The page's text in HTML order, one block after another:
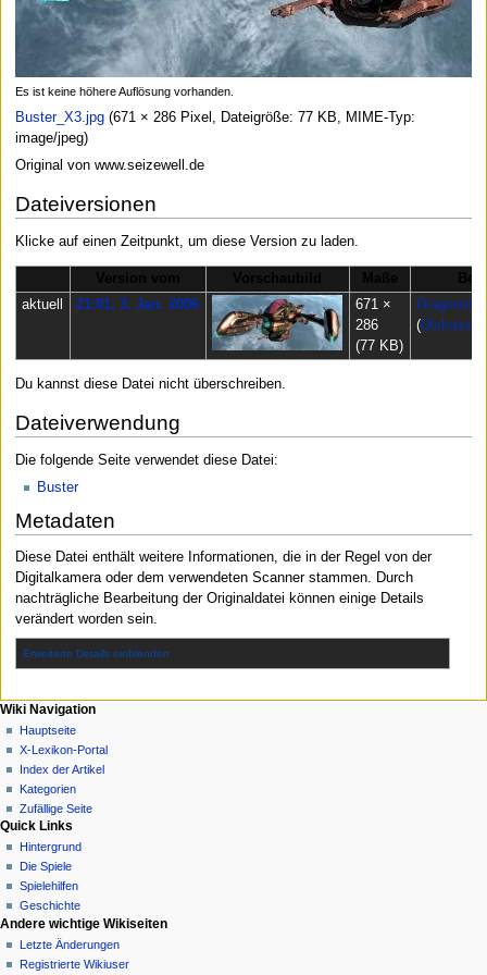
Es ist keine höhere Auflösung vorhanden.
Buster_X3.jpg (671 × 286 Pixel, Dateigröße: 77 KB, MIME-Typ:
image/jpeg)
Original von www.seizewell.de
Dateiversionen
Klicke auf einen Zeitpunkt, um diese Version zu laden.
aktuell
21:01, 3. Jan. 2006
671 ×
286
(77 KB)
(
Du kannst diese Datei nicht überschreiben.
Dateiverwendung
Die folgende Seite verwendet diese Datei:
Buster
Metadaten
Diese Datei enthält weitere Informationen, die in der Regel von der
Digitalkamera oder dem verwendeten Scanner stammen. Durch
nachträgliche Bearbeitung der Originaldatei können einige Details
verändert worden sein.
Erweiterte Details einblenden
N
a
v
g
a
o
n
s
Seitenaktionen
Datei
Diskussion
Lesen
Quelltext
anzeigen
Versionsgeschichte
Meine Werkzeuge
Anmelden
Wiki Navigation
Hauptseite
X-Lexikon-Portal
Index der Artikel
Kategorien
Zufällige Seite
Quick Links
Hintergrund
Die Spiele
Spielehilfen
Geschichte
Andere wichtige Wikiseiten
Letzte Änderungen
Registrierte Wikiuser